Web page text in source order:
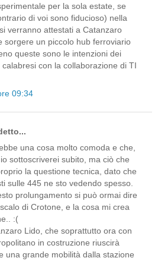
per la sola estate, se
di voi sono fiducioso) nella
verranno attestati a Catanzaro
sorgere un piccolo hub ferroviario
queste sono le intenzioni dei
con la collaborazione di TI
09:34
una cosa molto comoda e che,
sottoscriverei subito, ma ciò che
la questione tecnica, dato che
sulle 445 ne sto vedendo spesso.
prolungamento si può ormai dire
di Crotone, e la cosa mi crea
:(
Lido, che soprattutto ora con
in costruzione riuscirà
una grande mobilità dalla stazione